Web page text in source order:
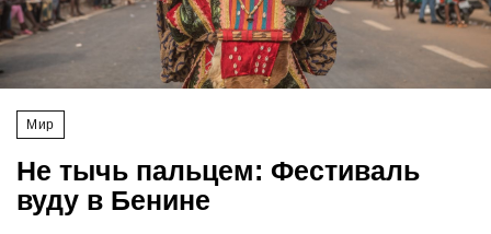
Мир
Не тычь пальцем: Фестиваль
вуду в Бенине